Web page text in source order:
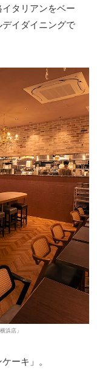
タリアンをベー
イダイニングで
浜店」
ーキ」。